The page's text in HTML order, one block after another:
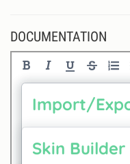
DOCUMENTATION